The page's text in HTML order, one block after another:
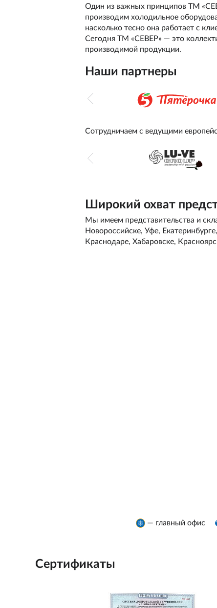
Один из важных принципов ТМ
производим холодильное
насколько тесно она работает с
Сегодня ТМ «СЕВЕР» — это
производимой продукции.
Наши партнеры
Сотрудничаем с ведущими
Широкий охват
Мы имеем представительства и
Новороссийске, Уфе,
Краснодаре, Хабаровске,
— главный офис
Сертификаты